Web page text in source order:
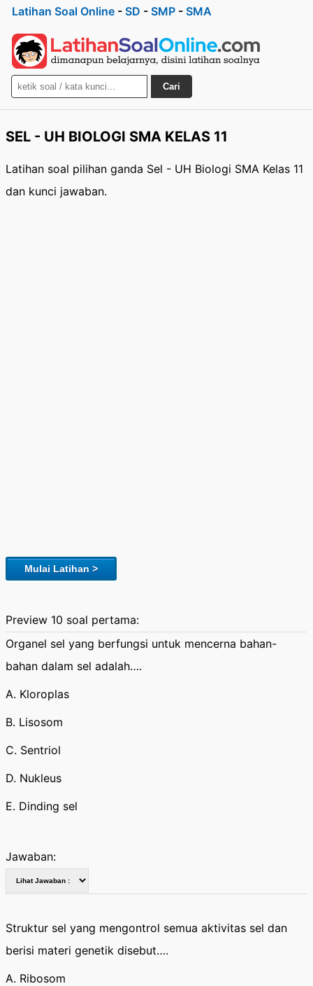
Latihan Soal Online - SD - SMP - SMA
Cari
SEL - UH BIOLOGI SMA KELAS 11
Latihan soal pilihan ganda Sel - UH Biologi SMA Kelas 11
dan kunci jawaban.
Mulai Latihan >
Preview 10 soal pertama:
Organel sel yang berfungsi untuk mencerna bahan-
bahan dalam sel adalah….
A. Kloroplas
B. Lisosom
C. Sentriol
D. Nukleus
E. Dinding sel
Jawaban:
Struktur sel yang mengontrol semua aktivitas sel dan
berisi materi genetik disebut….
A. Ribosom